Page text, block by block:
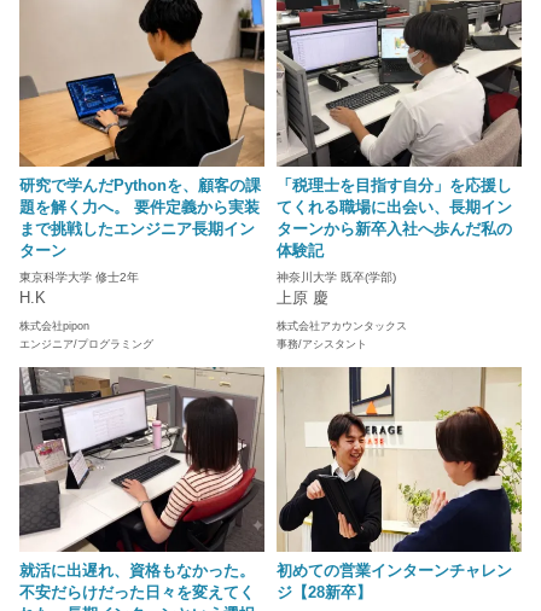
研究で学んだPythonを、顧客の課
題を解く力へ。 要件定義から実装
まで挑戦したエンジニア長期イン
ターン
東京科学大学 修士2年
H.K
株式会社pipon
エンジニア/プログラミング
「税理士を目指す自分」を応援し
てくれる職場に出会い、長期イン
ターンから新卒入社へ歩んだ私の
体験記
神奈川大学 既卒(学部)
上原 慶
株式会社アカウンタックス
事務/アシスタント
就活に出遅れ、資格もなかった。
不安だらけだった日々を変えてく
初めての営業インターンチャレン
ジ【28新卒】